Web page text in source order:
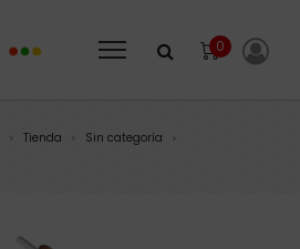
0
> Tienda > Sin categoría >